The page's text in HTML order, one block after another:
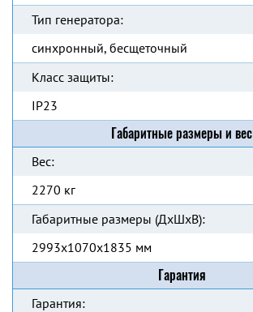
Тип генератора:
синхронный, бесщеточный
Класс защиты:
IP23
Габаритные размеры и вес
Вес:
2270 кг
Габаритные размеры (ДхШхВ):
2993x1070x1835 мм
Гарантия
Гарантия: